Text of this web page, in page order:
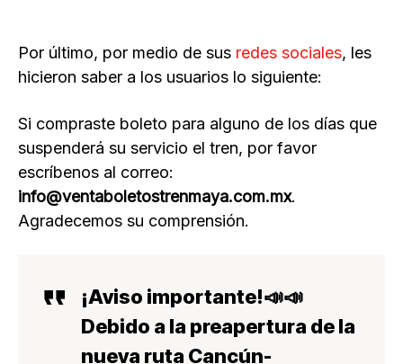
Por último, por medio de sus redes sociales, les
hicieron saber a los usuarios lo siguiente:
Si compraste boleto para alguno de los días que
suspenderá su servicio el tren, por favor
escríbenos al correo:
info@ventaboletostrenmaya.com.mx.
Agradecemos su comprensión.
¡Aviso importante!📣📣
Debido a la preapertura de la
nueva ruta Cancún-